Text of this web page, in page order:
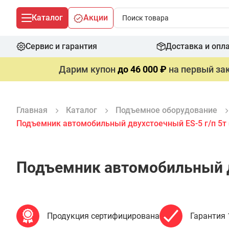
Каталог Акции
Сервис и гарантия Доставка и
Дарим купондо 46 000 ₽ на первый
Главная Каталог Подъемное оборудование
Подъемник автомобильный двухстоечный ES-5 г/п 5т
Подъемник автомобильный
Продукция сертифицирована Гарантия